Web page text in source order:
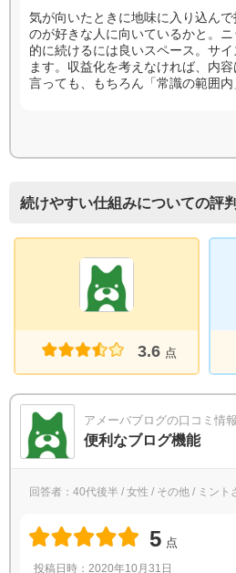
気が向いたときに地味に入り込ん
のが好きな人に向いているかと。
的に続けるには良いスペース。サ
ます。収益化を考えなければ、内
言っても、もちろん「常識の範囲内
続けやすい仕組みについての評判
3.6 点
アメーバブログの口コミ情報
便利なブログ機能
回答者：40代後半 / 女性 / その他 / ミント
5 点
投稿日時：2020年10月31日